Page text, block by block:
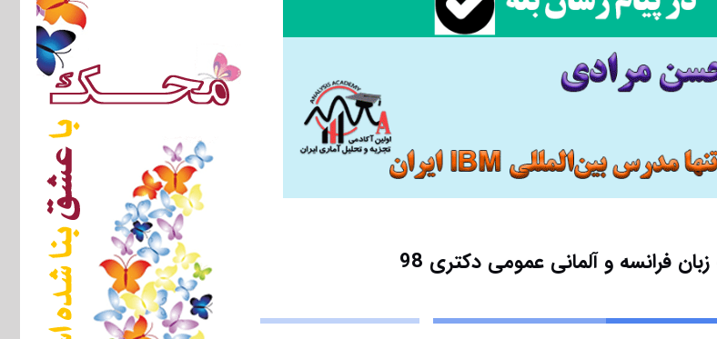
فرانسه و آلمانی عمومی دکتری 98